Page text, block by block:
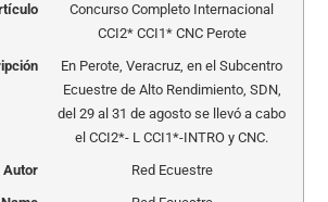
Concurso Completo Internacional
CCI2* CCI1* CNC Perote
En Perote, Veracruz, en el Subcentro
Ecuestre de Alto Rendimiento, SDN,
del 29 al 31 de agosto se llevó a cabo
el CCI2*- L CCI1*-INTRO y CNC.
Autor
Red Ecuestre